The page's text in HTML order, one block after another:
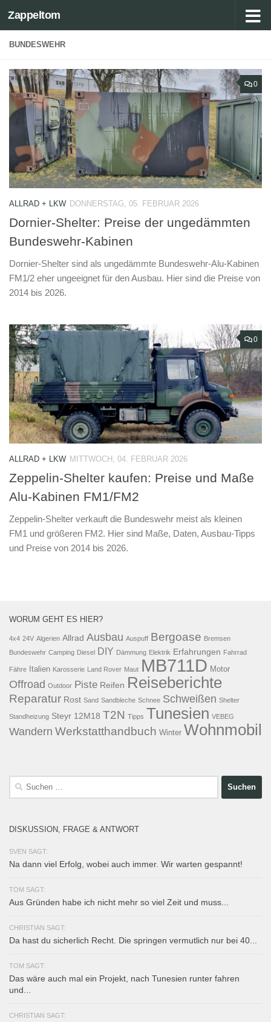
Zum Inhalt springen
Zappeltom
BUNDESWEHR
0
ALLRAD + LKW DONNERSTAG, 05. FEBRUAR 2026
Dornier-Shelter: Preise der ungedämmten
Bundeswehr-Kabinen
Dornier-Shelter sind als ungedämmte Bundeswehr-Alu-Kabinen
FM1/2 eher ungeeignet für den Ausbau. Hier sind die Preise von
2014 bis 2026.
0
ALLRAD + LKW MITTWOCH, 04. FEBRUAR 2026
Zeppelin-Shelter kaufen: Preise und Maße
Alu-Kabinen FM1/FM2
Zeppelin-Shelter verkauft die Bundeswehr meist als kleinen
FM1 und größeren FM2. Hier sind Maße, Daten, Ausbau-Tipps
und Preise von 2014 bis 2026.
WORUM GEHT ES HIER?
4x4 24V Algerien Allrad Ausbau Auspuff Bergoase Bremsen
Bundeswehr Camping Diesel DIY Dämmung Elektrik Erfahrungen Fahrrad
Fähre Italien Karosserie Land Rover Maut MB711D Motor
Offroad Outdoor Piste Reifen Reiseberichte
Reparatur Rost Sand Sandbleche Schnee Schweißen Shelter
Standheizung Steyr 12M18 T2N Tipps Tunesien VEBEG
Wandern Werkstatthandbuch Winter Wohnmobil
Suchen
DISKUSSION, FRAGE & ANTWORT
SVEN SAGT:
Na dann viel Erfolg, wobei auch immer. Wir warten gespannt!
TOM SAGT:
Aus Gründen habe ich nicht mehr so viel Zeit und muss...
CHRISTIAN SAGT:
Da hast du sicherlich Recht. Die springen vermutlich nur bei 40...
TOM SAGT:
Das wäre auch mal ein Projekt, nach Tunesien runter fahren
und...
CHRISTIAN SAGT: